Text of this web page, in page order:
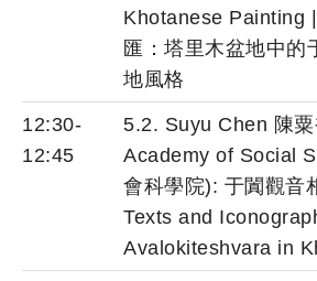
Khotanese Painting
匯：塔里木盆地中的
地風格
12:30-
12:45
5.2. Suyu Chen 陳
Academy of Social
會科學院): 于闐觀音
Texts and
Avalokiteshvara in